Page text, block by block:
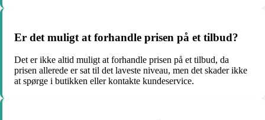
Er det muligt at forhandle prisen på et tilbud?
Det er ikke altid muligt at forhandle prisen på et tilbud, da
prisen allerede er sat til det laveste niveau, men det skader ikke
at spørge i butikken eller kontakte kundeservice.